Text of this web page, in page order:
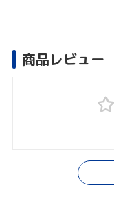
商品レビュー